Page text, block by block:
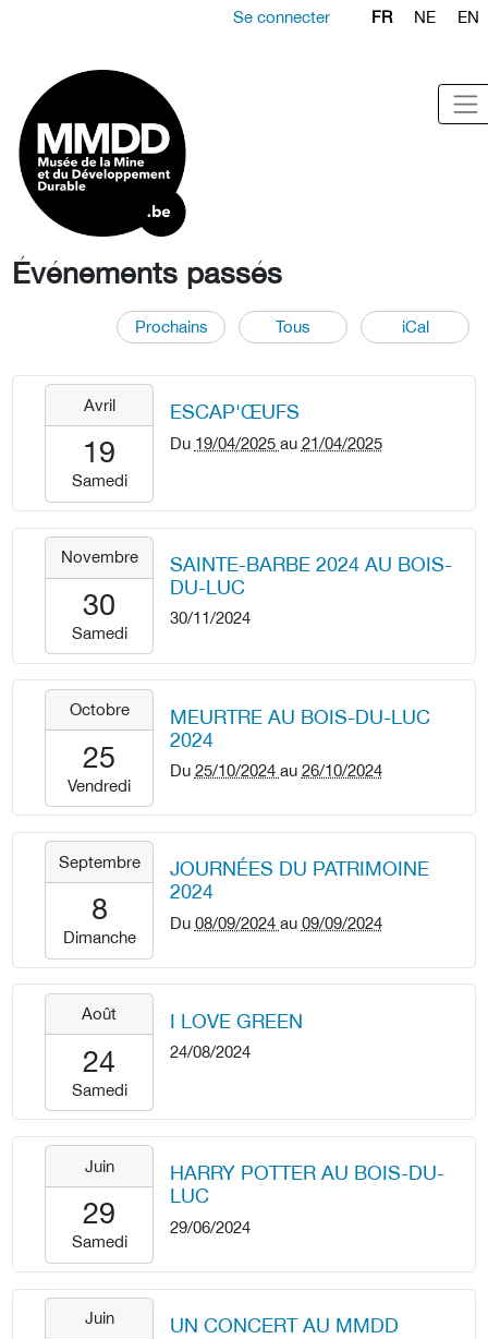
Se connecter FR NE EN
Événements passés
Prochains Tous iCal
19T00:00:00+02:00
21T23:59:59+02:00
Avril
19
Samedi
ESCAP'ŒUFS
Du 19/04/2025 au 21/04/2025
2024-
30T00:00:00+01:00
2024-
30T23:59:59+01:00
Novembre
30
Samedi
SAINTE-BARBE 2024 AU BOIS-
DU-LUC
30/11/2024
2024-
25T00:00:00+02:00
2024-
26T23:59:59+02:00
Octobre
25
Vendredi
MEURTRE AU BOIS-DU-LUC
2024
Du 25/10/2024 au 26/10/2024
08T00:00:00+02:00
09-
09T23:59:59+02:00
Septembre
8
Dimanche
JOURNÉES DU PATRIMOINE
2024
Du 08/09/2024 au 09/09/2024
2024-
24T00:00:00+02:00
2024-
24T23:59:59+02:00
Août
24
Samedi
I LOVE GREEN
24/08/2024
29T00:00:00+02:00
2024-
29T23:59:59+02:00
Juin
29
Samedi
HARRY POTTER AU BOIS-DU-
LUC
29/06/2024
Juin UN CONCERT AU MMDD